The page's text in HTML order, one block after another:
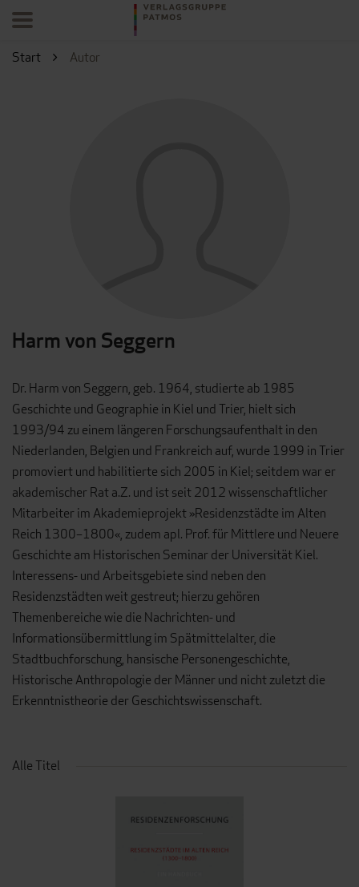
Start Autor
Harm von Seggern
Dr. Harm von Seggern, geb. 1964, studierte ab 1985
Geschichte und Geographie in Kiel und Trier, hielt sich
1993/94 zu einem längeren Forschungsaufenthalt in den
Niederlanden, Belgien und Frankreich auf, wurde 1999 in Trier
promoviert und habilitierte sich 2005 in Kiel; seitdem war er
akademischer Rat a.Z. und ist seit 2012 wissenschaftlicher
Mitarbeiter im Akademieprojekt »Residenzstädte im Alten
Reich 1300–1800«, zudem apl. Prof. für Mittlere und Neuere
Geschichte am Historischen Seminar der Universität Kiel.
Interessens- und Arbeitsgebiete sind neben den
Residenzstädten weit gestreut; hierzu gehören
Themenbereiche wie die Nachrichten- und
Informationsübermittlung im Spätmittelalter, die
Stadtbuchforschung, hansische Personengeschichte,
Historische Anthropologie der Männer und nicht zuletzt die
Erkenntnistheorie der Geschichtswissenschaft.
Alle Titel